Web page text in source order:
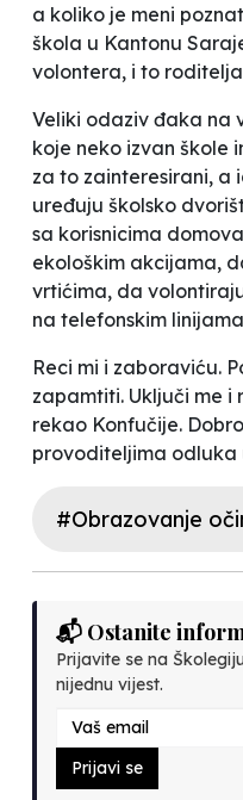
a koliko je meni
škola u Kantonu
volontera, i to
Veliki odaziv đaka na
koje neko izvan škole
za to zainteresirani, a
uređuju školsko
sa korisnicima
ekološkim akcijama,
vrtićima, da
na telefonskim
Reci mi i zaboraviću.
zapamtiti. Uključi me i
rekao Konfučije.
provoditeljima odluka
#Obrazovanje
📬 Ostanite
Prijavite se na
nijednu vijest.
Prijavi se